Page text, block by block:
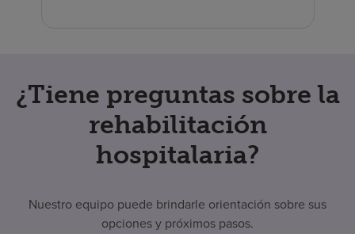
¿Tiene preguntas sobre la
rehabilitación
hospitalaria?
Nuestro equipo puede brindarle orientación sobre sus
opciones y próximos pasos.